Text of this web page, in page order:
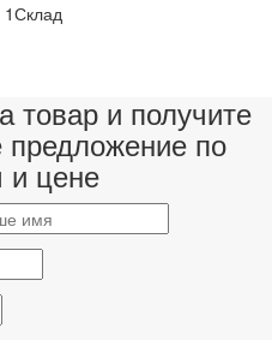
товар и получите
по
и цене